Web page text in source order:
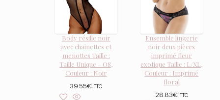
Body résille noir
avec chainettes et
menottes Taille :
Taille Unique – OS,
Couleur : Noir
39.55€ TTC
Ensemble lingerie
noir deux pièces
imprimé fleur
exotique Taille : L/XL,
Couleur : Imprimé
floral
28.83€ TTC